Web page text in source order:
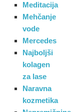
Meditacija
Mehčanje
vode
Mercedes
Najboljši
kolagen
za lase
Naravna
kozmetika